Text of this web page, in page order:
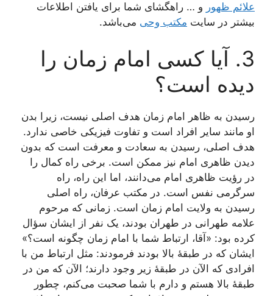
علائم ظهور و … راهگشای شما برای یافتن اطلاعات
بیشتر در سایت مکتب وحی می‌باشد.
3. آیا کسی امام زمان را
دیده است؟
رسیدن به ظاهر امام زمان هدف اصلی نیست، زیرا بدن
او مانند سایر افراد است و تفاوت فیزیکی خاصی ندارد.
هدف اصلی، رسیدن به سعادت و معرفت است که بدون
دیدن ظاهری امام نیز ممکن است. برخی راه کمال را
در رؤیت ظاهری امام می‌دانند، اما این راه، راه
سرگرمی نفس است. در مکتب عرفان، راه اصلی
رسیدن به ولایت امام زمان است. زمانی که مرحوم
علامه طهرانی در طهران بودند، یک نفر از ایشان سؤال
کرده بود: «آقا، ارتباط شما با امام زمان چگونه است؟»
ایشان که در طبقۀ بالا بودند فرمودند: مثل ارتباط من با
افرادی که الآن در طبقۀ زیر وجود دارند؛ الآن که من در
طبقۀ بالا هستم و دارم با شما صحبت می‌کنم، چطور